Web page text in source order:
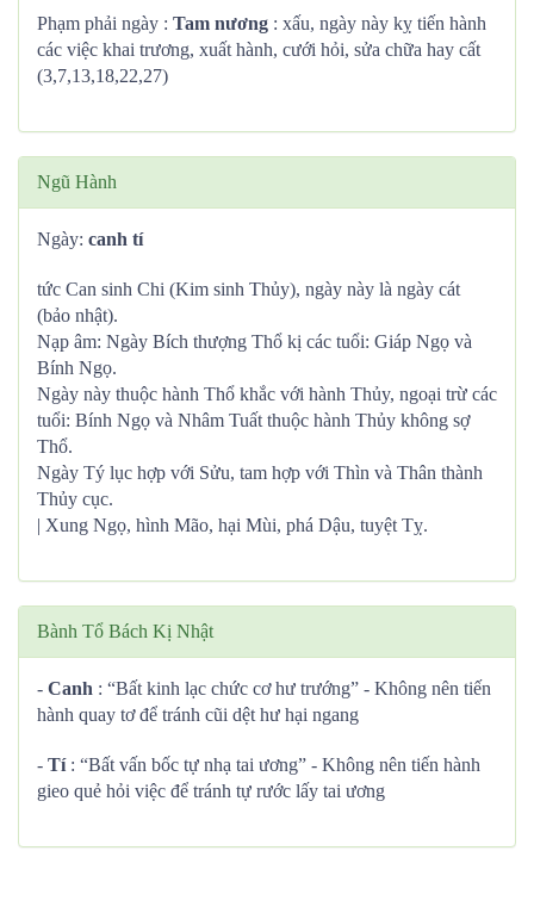
Phạm phải ngày : Tam nương : xấu, ngày này kỵ tiến hành
các việc khai trương, xuất hành, cưới hỏi, sửa chữa hay cất
(3,7,13,18,22,27)
Ngũ Hành
Ngày: canh tí
tức Can sinh Chi (Kim sinh Thủy), ngày này là ngày cát
(bảo nhật).
Nạp âm: Ngày Bích thượng Thổ kị các tuổi: Giáp Ngọ và
Bính Ngọ.
Ngày này thuộc hành Thổ khắc với hành Thủy, ngoại trừ các
tuổi: Bính Ngọ và Nhâm Tuất thuộc hành Thủy không sợ
Thổ.
Ngày Tý lục hợp với Sửu, tam hợp với Thìn và Thân thành
Thủy cục.
| Xung Ngọ, hình Mão, hại Mùi, phá Dậu, tuyệt Tỵ.
Bành Tổ Bách Kị Nhật
- Canh : “Bất kinh lạc chức cơ hư trướng” - Không nên tiến
hành quay tơ để tránh cũi dệt hư hại ngang
- Tí: “Bất vấn bốc tự nhạ tai ương” - Không nên tiến hành
gieo quẻ hỏi việc để tránh tự rước lấy tai ương